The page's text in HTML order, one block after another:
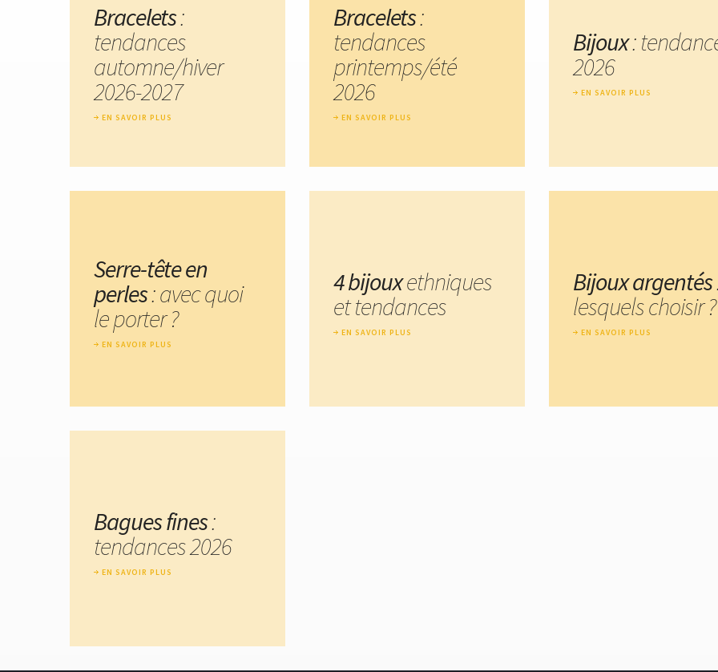
Bracelets:
tendances
automne/hiver
2026-2027
EN SAVOIR PLUS
Bracelets:
tendances
printemps/été
2026
EN SAVOIR PLUS
Bijoux:
2026
EN SAVOIR PLUS
Serre-tête en
perles: avec quoi
le porter ?
EN SAVOIR PLUS
4 bijouxethniques
et tendances
EN SAVOIR PLUS
Bijoux argentés
lesquels choisir ?
EN SAVOIR PLUS
Bagues fines:
tendances 2026
EN SAVOIR PLUS